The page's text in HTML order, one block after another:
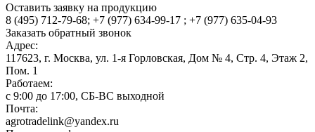
Оставить заявку на продукцию
8 (495) 712-79-68; +7 (977) 634-99-17 ; +7 (977) 635-04-93
Заказать обратный звонок
Адрес:
117623, г. Москва, ул. 1-я Горловская, Дом № 4, Стр. 4, Этаж 2,
Пом. 1
Работаем:
c 9:00 до 17:00, СБ-ВС выходной
Почта:
agrotradelink@yandex.ru